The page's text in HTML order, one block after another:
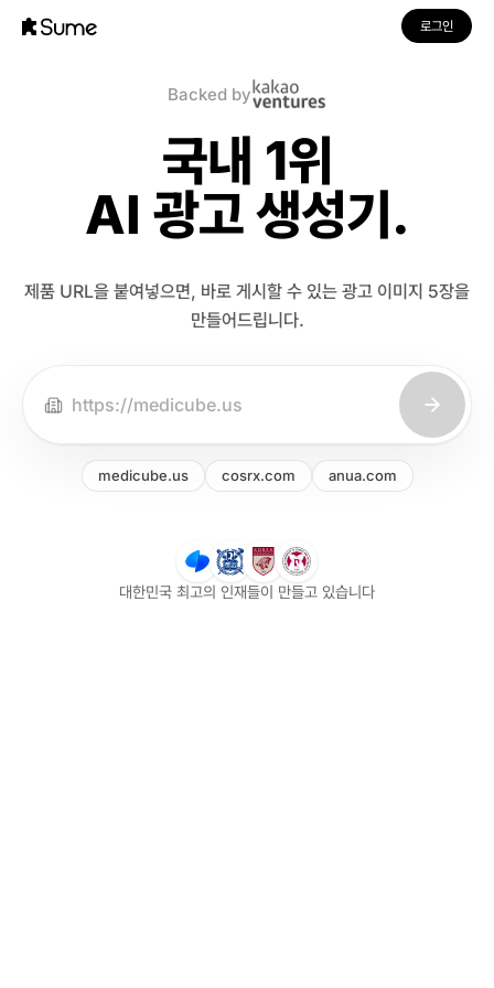
로그인
Backed by
국내 1위
AI 광고 생성기.
제품 URL을 붙여넣으면, 바로 게시할 수 있는 광고 이미지 5장을
만들어드립니다.
분석 중
medicube.us cosrx.com anua.com
대한민국 최고의 인재들이 만들고 있습니다